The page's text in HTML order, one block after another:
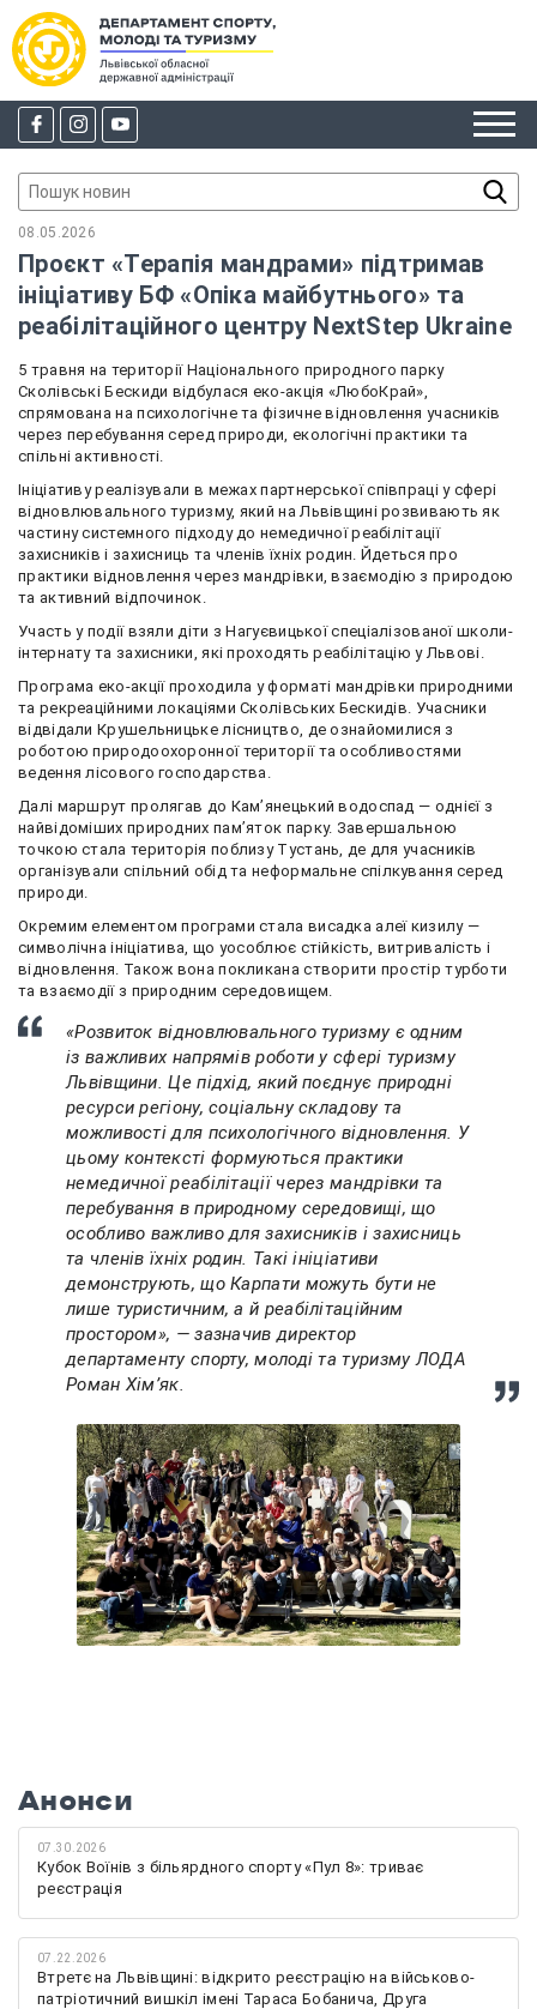
08.05.2026
Проєкт «Терапія мандрами» підтримав
ініціативу БФ «Опіка майбутнього» та
реабілітаційного центру NextStep Ukraine
5 травня на території Національного природного парку
Сколівські Бескиди відбулася еко-акція «ЛюбоКрай»,
спрямована на психологічне та фізичне відновлення учасників
через перебування серед природи, екологічні практики та
спільні активності.
Ініціативу реалізували в межах партнерської співпраці у сфері
відновлювального туризму, який на Львівщині розвивають як
частину системного підходу до немедичної реабілітації
захисників і захисниць та членів їхніх родин. Йдеться про
практики відновлення через мандрівки, взаємодію з природою
та активний відпочинок.
Участь у події взяли діти з Нагуєвицької спеціалізованої школи-
інтернату та захисники, які проходять реабілітацію у Львові.
Програма еко-акції проходила у форматі мандрівки природними
та рекреаційними локаціями Сколівських Бескидів. Учасники
відвідали Крушельницьке лісництво, де ознайомилися з
роботою природоохоронної території та особливостями
ведення лісового господарства.
Далі маршрут пролягав до Кам’янецький водоспад — однієї з
найвідоміших природних пам’яток парку. Завершальною
точкою стала територія поблизу Тустань, де для учасників
організували спільний обід та неформальне спілкування серед
природи.
Окремим елементом програми стала висадка алеї кизилу —
символічна ініціатива, що уособлює стійкість, витривалість і
відновлення. Також вона покликана створити простір турботи
та взаємодії з природним середовищем.
«Розвиток відновлювального туризму є одним
із важливих напрямів роботи у сфері туризму
Львівщини. Це підхід, який поєднує природні
ресурси регіону, соціальну складову та
можливості для психологічного відновлення. У
цьому контексті формуються практики
немедичної реабілітації через мандрівки та
перебування в природному середовищі, що
особливо важливо для захисників і захисниць
та членів їхніх родин. Такі ініціативи
демонструють, що Карпати можуть бути не
лише туристичним, а й реабілітаційним
простором», — зазначив директор
департаменту спорту, молоді та туризму ЛОДА
Роман Хім’як.
Анонси
07.30.2026
Кубок Воїнів з більярдного спорту «Пул 8»: триває
реєстрація
07.22.2026
Втретє на Львівщині: відкрито реєстрацію на військово-
патріотичний вишкіл імені Тараса Бобанича, Друга